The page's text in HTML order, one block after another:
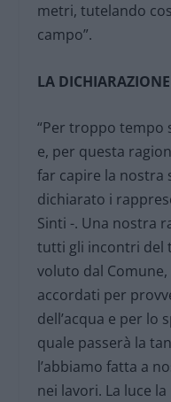
metri, tutelando
campo”.
LA
“Per troppo tempo
e, per questa
far capire la nostra
dichiarato i
Sinti -. Una nostra
tutti gli incontri del
voluto dal
accordati per
dell’acqua e per lo
quale passerà la
l’abbiamo fatta a
nei lavori. La luce